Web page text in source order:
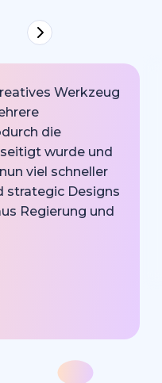
Werkzeug
die
wurde und
viel schneller
strategic Designs
Regierung und